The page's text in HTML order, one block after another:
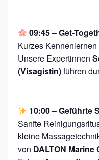
09:45 – Get-
Kurzes
Unsere Expertinnen
(Visagistin)führen
10:00 – Geführte
Sanfte
kleine
von DALTON Marine